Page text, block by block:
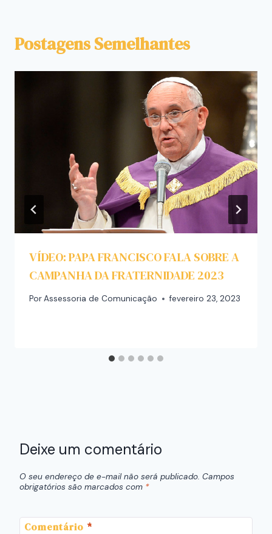
Postagens Semelhantes
VÍDEO: PAPA FRANCISCO FALA SOBRE A
CAMPANHA DA FRATERNIDADE 2023
PorAssessoria de Comunicação fevereiro 23, 2023
Deixe um comentário
O seu endereço de e-mail não será publicado. Campos
obrigatórios são marcados com *
Comentário *